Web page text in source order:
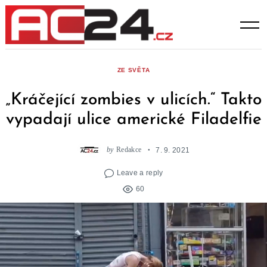
Skip
content
ZE SVĚTA
„Kráčející zombies v ulicích.“ Takto
vypadají ulice americké Filadelfie
by Redakce 7. 9. 2021
Leave a reply
60